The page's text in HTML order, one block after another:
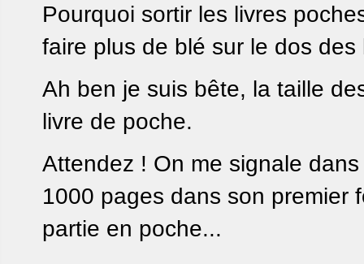
Pourquoi sortir les livres
faire plus de blé sur le dos des
Ah ben je suis bête, la taille
livre de poche.
Attendez ! On me signale
1000 pages dans son premier
partie en poche...